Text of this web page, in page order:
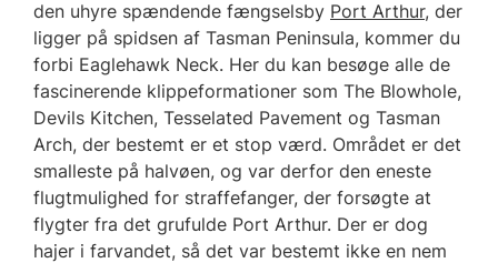
den uhyre spændende fængselsby Port Arthur, der
ligger på spidsen af Tasman Peninsula, kommer du
forbi Eaglehawk Neck. Her du kan besøge alle de
fascinerende klippeformationer som The Blowhole,
Devils Kitchen, Tesselated Pavement og Tasman
Arch, der bestemt er et stop værd. Området er det
smalleste på halvøen, og var derfor den eneste
flugtmulighed for straffefanger, der forsøgte at
flygter fra det grufulde Port Arthur. Der er dog
hajer i farvandet, så det var bestemt ikke en nem